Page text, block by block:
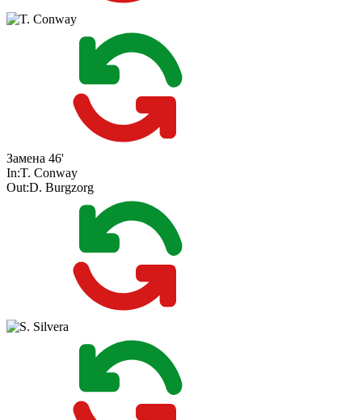
Замена 46'
In:T. Conway
Out:D. Burgzorg